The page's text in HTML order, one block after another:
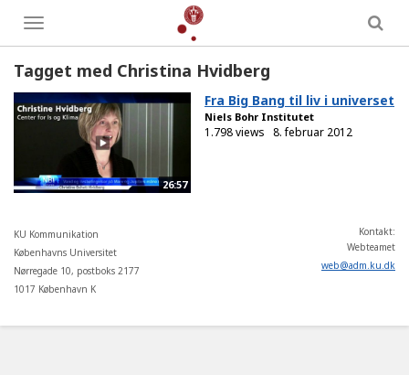
Toggle
menu
Tagget med Christina Hvidberg
26:57
Fra Big Bang til liv i universet
Niels Bohr Institutet
1.798 views 8. februar 2012
KU Kommunikation
Københavns Universitet
Nørregade 10, postboks 2177
1017 København K
Kontakt:
Webteamet
web@adm.ku.dk